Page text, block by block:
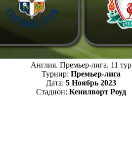
Англия. Премьер-лига. 11 тур
Турнир: Премьер-лига
Дата: 5 Ноябрь 2023
Стадион: Кенилворт Роуд